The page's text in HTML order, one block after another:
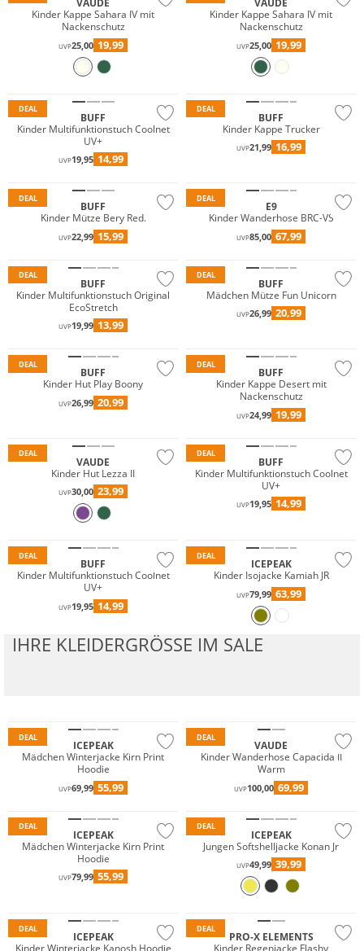
VAUDE
Kinder Kappe Sahara IV mit
Nackenschutz
UVP25,00 19,99
VAUDE
Kinder Kappe Sahara IV mit
Nackenschutz
UVP25,00 19,99
DEAL
BUFF
Kinder Multifunktionstuch Coolnet
UV+
UVP19,95 14,99
DEAL
BUFF
Kinder Kappe Trucker
UVP21,99 16,99
DEAL
BUFF
Kinder Mütze Bery Red.
UVP22,99 15,99
DEAL
E9
Kinder Wanderhose BRC-VS
UVP85,00 67,99
DEAL
BUFF
Kinder Multifunktionstuch Original
EcoStretch
UVP19,99 13,99
DEAL
BUFF
Mädchen Mütze Fun Unicorn
UVP26,99 20,99
DEAL
BUFF
Kinder Hut Play Boony
UVP26,99 20,99
DEAL
BUFF
Kinder Kappe Desert mit
Nackenschutz
UVP24,99 19,99
DEAL
VAUDE
Kinder Hut Lezza II
UVP30,00 23,99
DEAL
BUFF
Kinder Multifunktionstuch Coolnet
UV+
UVP19,95 14,99
DEAL
BUFF
Kinder Multifunktionstuch Coolnet
UV+
UVP19,95 14,99
DEAL
ICEPEAK
Kinder Isojacke Kamiah JR
UVP79,99 63,99
IHRE KLEIDERGRÖSSE IM SALE
DEAL
ICEPEAK
Mädchen Winterjacke Kirn Print
Hoodie
UVP69,99 55,99
DEAL
VAUDE
Kinder Wanderhose Capacida II
Warm
UVP100,00 69,99
DEAL
ICEPEAK
Mädchen Winterjacke Kirn Print
Hoodie
UVP79,99 55,99
DEAL
ICEPEAK
Jungen Softshelljacke Konan Jr
UVP49,99 39,99
DEAL
ICEPEAK
DEAL
PRO-X ELEMENTS